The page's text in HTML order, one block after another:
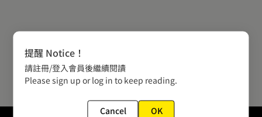
提醒 Notice！
請註冊/登入會員後繼續閱讀
Please sign up or log in to keep reading.
Cancel OK